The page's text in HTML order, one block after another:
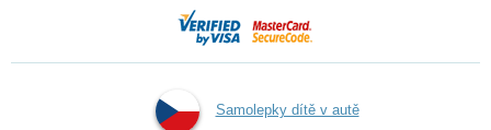
Samolepky dítě v autě